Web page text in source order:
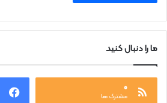
ما را دنبال کنید
۰
مشترک ها